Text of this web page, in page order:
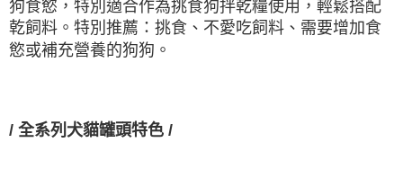
狗食慾，特別適合作為挑食狗拌乾糧使用，輕鬆搭配
乾飼料。特別推薦：挑食、不愛吃飼料、需要增加食
慾或補充營養的狗狗。
/ 全系列犬貓罐頭特色 /